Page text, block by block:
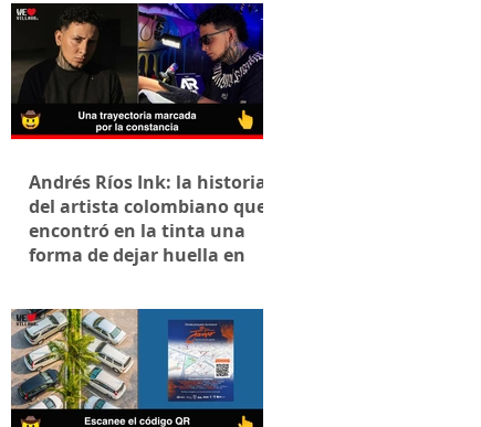
Andrés Ríos Ink: la historia
del artista colombiano que
encontró en la tinta una
forma de dejar huella en